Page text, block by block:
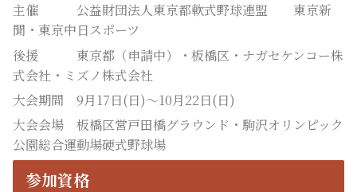
主催 公益財団法人東京都軟式野球連盟 東京新
聞・東京中日スポーツ
後援 東京都（申請中）・板橋区・ナガセケンコー株
式会社・ミズノ株式会社
大会期間 9月17日(日)～10月22日(日)
大会会場 板橋区営戸田橋グラウンド・駒沢オリンピック
公園総合運動場硬式野球場
参加資格